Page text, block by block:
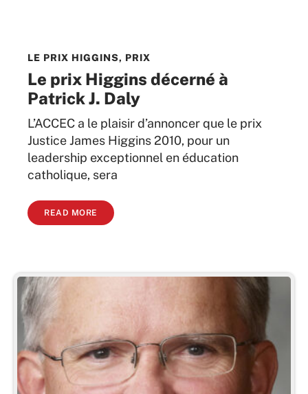
LE PRIX HIGGINS, PRIX
Le prix Higgins décerné à
Patrick J. Daly
L’ACCEC a le plaisir d’annoncer que le prix
Justice James Higgins 2010, pour un
leadership exceptionnel en éducation
catholique, sera
READ MORE